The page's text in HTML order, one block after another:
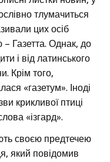
тлумачиться
цих осіб
– Газетта. Однак, до
і від латинського
Крім того,
«газетум». Іноді
крикливої птиці
«ізгард».
своєю предтечею
який повідомив